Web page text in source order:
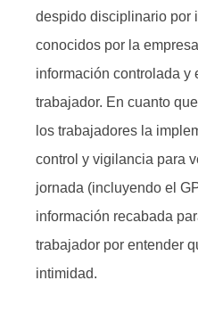
despido disciplinario por
conocidos por la
información controlada y
trabajador. En cuanto
los trabajadores la
control y vigilancia para
jornada (incluyendo el
información recabada
trabajador por entender
intimidad.